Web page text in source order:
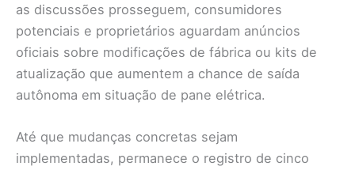
as discussões prosseguem, consumidores
potenciais e proprietários aguardam anúncios
oficiais sobre modificações de fábrica ou kits de
atualização que aumentem a chance de saída
autônoma em situação de pane elétrica.
Até que mudanças concretas sejam
implementadas, permanece o registro de cinco